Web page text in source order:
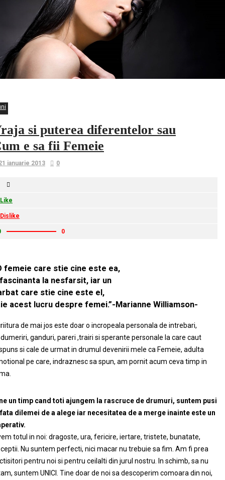
si puterea diferentelor sau
e sa fii Femeie
ianuarie 2013 0
Like
Dislike
0
femeie care stie cine este ea,
la nesfarsit, iar un
care stie cine este el,
acest lucru despre femei.”-Marianne Williamson-
de mai jos este doar o incropeala personala de intrebari,
ganduri, pareri ,trairi si sperante personale la care caut
si cale de urmat in drumul devenirii mele ca Femeie, adulta
pe care, indraznesc sa spun, am pornit acum ceva timp in
un timp cand toti ajungem la rascruce de drumuri, suntem pusi
dilemei de a alege iar necesitatea de a merge inainte este un
totul in noi: dragoste, ura, fericire, iertare, tristete, bunatate,
Nu suntem perfecti, nici macar nu trebuie sa fim. Am fi prea
pentru noi si pentru ceilalti din jurul nostru. In schimb, sa nu
suntem UNICI. Tine doar de noi sa descoperim comoara din noi,